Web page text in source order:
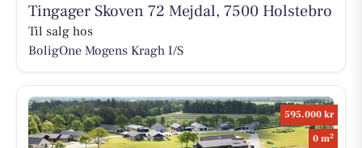
Tingager Skoven 72 Mejdal, 7500 Holstebro
Til salg hos
BoligOne Mogens Kragh I/S
595.000 kr
0 m2